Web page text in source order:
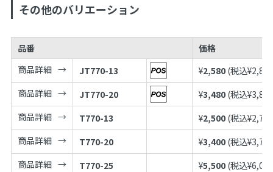
その他のバリエーション
品番
価格
商品詳細
JT770-13 ¥2,580 (税込¥2,838
商品詳細
JT770-20 ¥3,480 (税込¥3,828
商品詳細
T770-13 ¥2,500 (税込¥2,750
商品詳細
T770-20 ¥3,400 (税込¥3,740
商品詳細
T770-25 ¥5,500 (税込¥6,050